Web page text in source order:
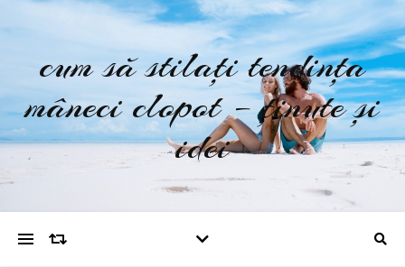
cum să stilați tendința
mâneci clopot – ținute și
idei